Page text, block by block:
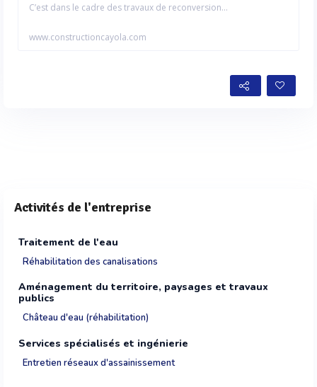
C’est dans le cadre des travaux de reconversion...
www.constructioncayola.com
Activités de l'entreprise
Traitement de l'eau
Réhabilitation des canalisations
Aménagement du territoire, paysages et travaux
publics
Château d'eau (réhabilitation)
Services spécialisés et ingénierie
Entretien réseaux d'assainissement